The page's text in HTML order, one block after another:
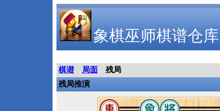
象棋巫师棋谱仓库
棋谱 局面
残局
残局推演